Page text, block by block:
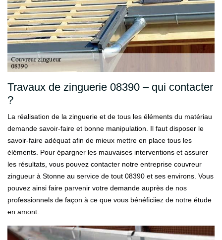
Travaux de zinguerie 08390 – qui contacter
?
La réalisation de la zinguerie et de tous les éléments du matériau
demande savoir-faire et bonne manipulation. Il faut disposer le
savoir-faire adéquat afin de mieux mettre en place tous les
éléments. Pour épargner les mauvaises interventions et assurer
les résultats, vous pouvez contacter notre entreprise couvreur
zingueur à Stonne au service de tout 08390 et ses environs. Vous
pouvez ainsi faire parvenir votre demande auprès de nos
professionnels de façon à ce que vous bénéficiiez de notre étude
en amont.